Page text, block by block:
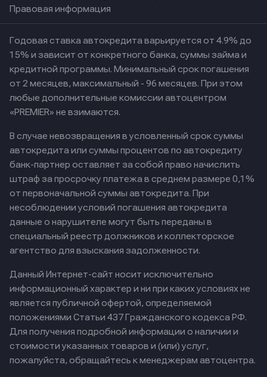
Правовая информация
Годовая ставка автокредита варьируется от 4.9% до
15% и зависит от конкретного банка, суммы займа и
кредитной программы. Минимальный срок погашения
от 2 месяцев, максимальный - 96 месяцев. При этом
любые дополнительные комиссии автоцентром
«PREMIER» не взимаются.
В случае невозвращения в условленный срок суммы
автокредита или суммы процентов по автокредиту
банк-партнер оставляет за собой право начислить
штраф за просрочку платежа в среднем размере 0,1%
от первоначальной суммы автокредита. При
несоблюдении условий погашения автокредита
данные о нарушителе могут быть переданы в
специальный реестр должников и коллекторское
агентство для взыскания задолженности.
Данный Интернет-сайт носит исключительно
информационный характер и ни при каких условиях не
является публичной офертой, определяемой
положениями Статьи 437 Гражданского кодекса РФ.
Для получения подробной информации о наличии и
стоимости указанных товаров и (или) услуг,
пожалуйста, обращайтесь к менеджерам автоцентра.